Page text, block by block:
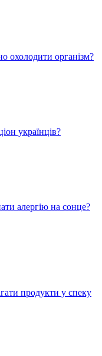
охолодити організм?
українців?
алергію на сонце?
продукти у спеку